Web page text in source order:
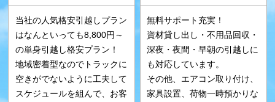
当社の人気格安引越しプラン
はなんといっても8,800円～
の単身引越し格安プラン！
地域密着型なのでトラックに
空きがでないように工夫して
スケジュールを組んで、お客
無料サポート充実！
資材貸し出し・不用品回収・
深夜・夜間・早朝の引越しに
も対応しています。
その他、エアコン取り付け、
家具設置、荷物一時預かりな